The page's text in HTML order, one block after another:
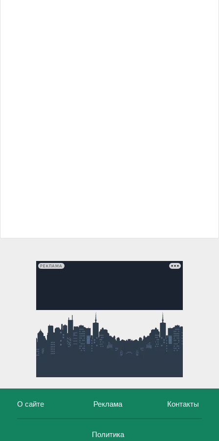
РЕКЛАМА
О сайте Реклама Контакты
Политика